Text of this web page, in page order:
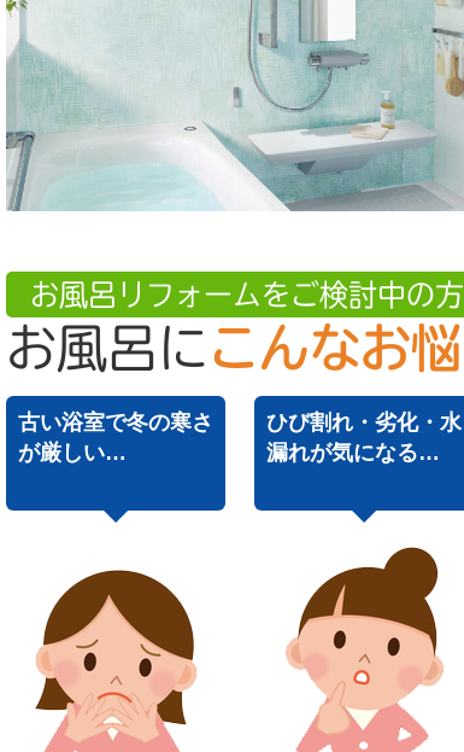
お風呂リフォームをご検討中の
お風呂に こんなお
古い浴室で冬の寒さ
が厳しい…
ひび割れ・劣化・水
漏れが気になる…